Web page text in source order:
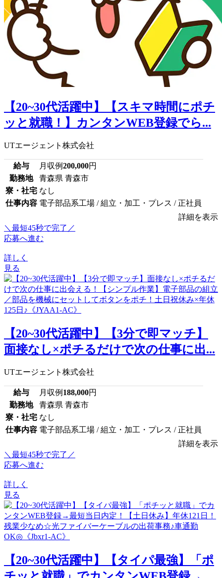
【20~30代活躍中】【スキマ時間にポチ
ッと就職！】カンタンWEB登録でら...
UTエージェント株式会社
給与 月収例200,000円
勤務地
青森県 青森市
寮・社宅 なし
仕事内容 電子部品系工場 / 組立・加工・プレス / 正社員
詳細を表示
＼最短45秒で完了／
応募へ進む
詳しく
見る
【20~30代活躍中】【3分で即マッチ】
面接なし×ポチるだけで次の仕事に出...
UTエージェント株式会社
給与 月収例 188,000円
勤務地
青森県 青森市
寮・社宅 なし
仕事内容 電子部品系工場 / 組立・加工・プレス / 正社員
詳細を表示
＼最短45秒で完了／
応募へ進む
詳しく
見る
【20~30代活躍中】【タイパ最強】「ポ